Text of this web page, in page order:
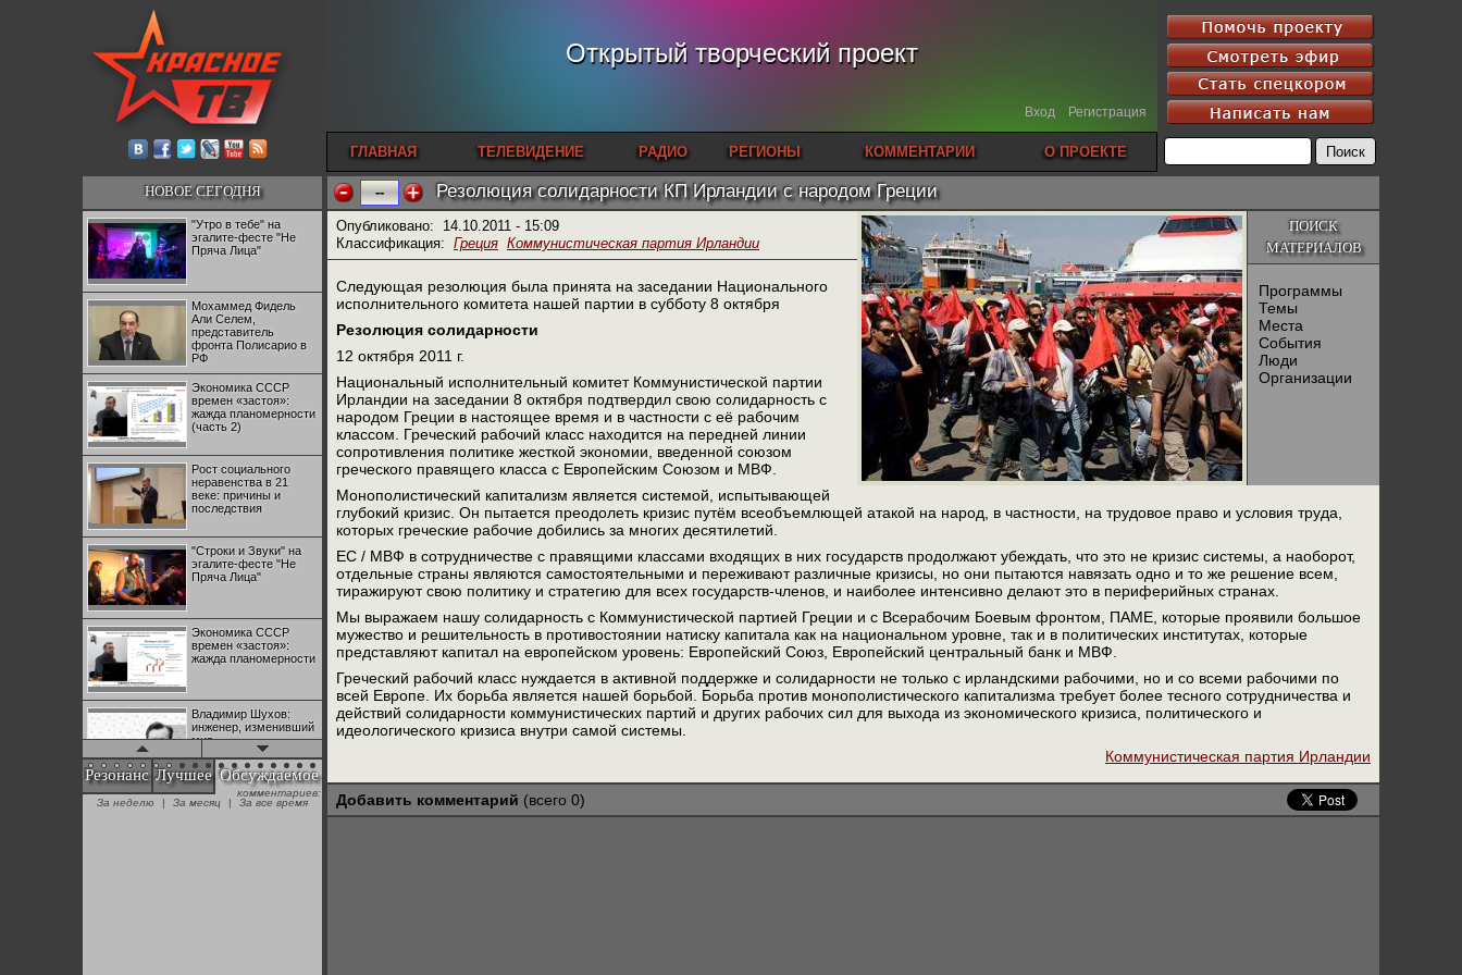
Открытый творческий проект
Вход Регистрация
ГЛАВНАЯ ТЕЛЕВИДЕНИЕ РАДИО РЕГИОНЫ КОММЕНТАРИИ О ПРОЕКТЕ
НОВОЕ СЕГОДНЯ
"Утро в тебе" на
эгалите-фесте "Не
Пряча Лица"
Мохаммед Фидель
Али Селем,
представитель
фронта Полисарио в
РФ
Экономика СССР
времен «застоя»:
жажда планомерности
(часть 2)
Рост социального
неравенства в 21
веке: причины и
последствия
"Строки и Звуки" на
эгалите-фесте "Не
Пряча Лица"
Экономика СССР
времен «застоя»:
жажда планомерности
Владимир Шухов:
инженер, изменивший
мир
"Аркадий Коц" на
эгалите-фесте "Не
Резонанс Лучшее Обсуждаемое
комментариев:
За неделю
| За месяц | За все время
-- Резолюция солидарности КП Ирландии с народом Греции
ПОИСК
МАТЕРИАЛОВ
Программы
Темы
Места
События
Люди
Организации
Опубликовано: 14.10.2011 - 15:09
Классификация: Греция Коммунистическая партия Ирландии
Следующая резолюция была принята на заседании Национального
исполнительного комитета нашей партии в субботу 8 октября
Резолюция солидарности
12 октября 2011 г.
Национальный исполнительный комитет Коммунистической партии
Ирландии на заседании 8 октября подтвердил свою солидарность с
народом Греции в настоящее время и в частности с её рабочим
классом. Греческий рабочий класс находится на передней линии
сопротивления политике жесткой экономии, введенной союзом
греческого правящего класса с Европейским Союзом и МВФ.
Монополистический капитализм является системой, испытывающей
глубокий кризис. Он пытается преодолеть кризис путём всеобъемлющей атакой на народ, в частности, на трудовое право и условия труда,
которых греческие рабочие добились за многих десятилетий.
ЕС / МВФ в сотрудничестве с правящими классами входящих в них государств продолжают убеждать, что это не кризис системы, а наоборот,
отдельные страны являются самостоятельными и переживают различные кризисы, но они пытаются навязать одно и то же решение всем,
тиражируют свою политику и стратегию для всех государств-членов, и наиболее интенсивно делают это в периферийных странах.
Мы выражаем нашу солидарность с Коммунистической партией Греции и с Всерабочим Боевым фронтом, ПАМЕ, которые проявили большое
мужество и решительность в противостоянии натиску капитала как на национальном уровне, так и в политических институтах, которые
представляют капитал на европейском уровень: Европейский Союз, Европейский центральный банк и МВФ.
Греческий рабочий класс нуждается в активной поддержке и солидарности не только с ирландскими рабочими, но и со всеми рабочими по
всей Европе. Их борьба является нашей борьбой. Борьба против монополистического капитализма требует более тесного сотрудничества и
действий солидарности коммунистических партий и других рабочих сил для выхода из экономического кризиса, политического и
идеологического кризиса внутри самой системы.
Коммунистическая партия Ирландии
Добавить комментарий (всего 0)